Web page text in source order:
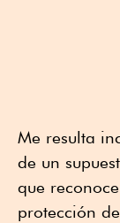
Me resulta
de un
que
protección